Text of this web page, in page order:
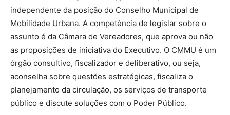
independente da posição do Conselho Municipal de
Mobilidade Urbana. A competência de legislar sobre o
assunto é da Câmara de Vereadores, que aprova ou não
as proposições de iniciativa do Executivo. O CMMU é um
órgão consultivo, fiscalizador e deliberativo, ou seja,
aconselha sobre questões estratégicas, fiscaliza o
planejamento da circulação, os serviços de transporte
público e discute soluções com o Poder Público.